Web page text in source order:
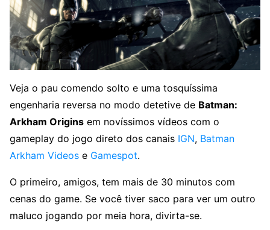
Veja o pau comendo solto e uma tosquíssima
engenharia reversa no modo detetive de Batman:
Arkham Origins em novíssimos vídeos com o
gameplay do jogo direto dos canais IGN, Batman
Arkham Videos e Gamespot.
O primeiro, amigos, tem mais de 30 minutos com
cenas do game. Se você tiver saco para ver um outro
maluco jogando por meia hora, divirta-se.